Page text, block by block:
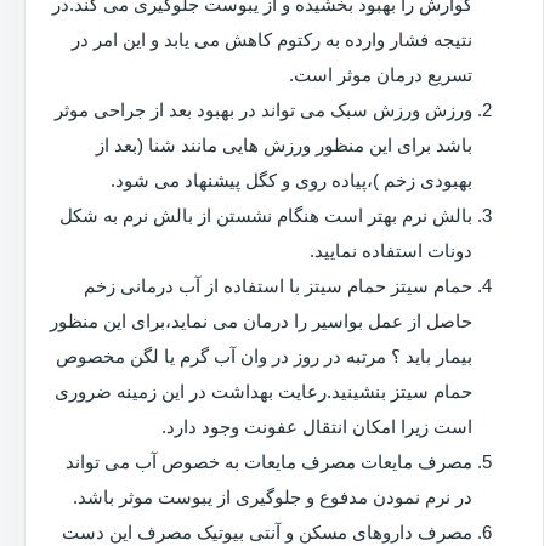
نتیجه فشار وارده به رکتوم کاهش می یابد و این امر در
تسریع درمان موثر است.
ورزش ورزش سبک می تواند در بهبود بعد از جراحی موثر
باشد برای این منظور ورزش هایی مانند شنا (بعد از
بهبودی زخم )،پیاده روی و کگل پیشنهاد می شود.
بالش نرم بهتر است هنگام نشستن از بالش نرم به شکل
دونات استفاده نمایید.
حمام سیتز حمام سیتز با استفاده از آب درمانی زخم
حاصل از عمل بواسیر را درمان می نماید،برای این منظور
بیمار باید ؟ مرتبه در روز در وان آب گرم یا لگن مخصوص
حمام سیتز بنشینید.رعایت بهداشت در این زمینه ضروری
است زیرا امکان انتقال عفونت وجود دارد.
مصرف مایعات مصرف مایعات به خصوص آب می تواند
در نرم نمودن مدفوع و جلوگیری از یبوست موثر باشد.
مصرف داروهای مسکن و آنتی بیوتیک مصرف این دست